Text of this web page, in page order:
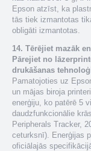
Epson atzīst, ka
tās tiek izmantotas
obligāti izmantotas.
14. Tērējiet mazāk
Pārejiet no
drukāšanas
Pamatojoties uz
un mājas biroja
enerģiju, ko patērē 5
daudzfunkcionālie
Peripherals Tracker,
ceturksnī). Enerģijas
oficiālajās